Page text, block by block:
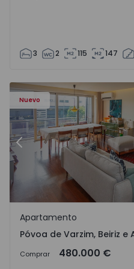
3 2 115 147
Nuevo
e Argivai - 1574602 - 20
Apartamento T3 Póvoa de
Anterior
Póvoa de Varzim, Beiriz e
Apartamento
Póvoa de Varzim, Beiriz e
Comprar 480.000 €